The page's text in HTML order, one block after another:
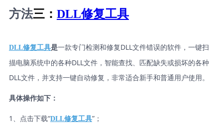
方法三： DLL修复工具
DLL修复工具是一款专门检测和修复DLL文件错误的软件，一键扫
描电脑系统中的各种DLL文件，智能查找、匹配缺失或损坏的各种
DLL文件，并支持一键自动修复，非常适合新手和普通用户使用。
具体操作如下：
1、点击下载“DLL修复工具”；